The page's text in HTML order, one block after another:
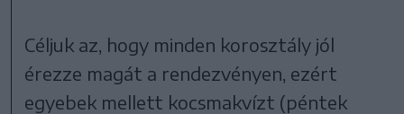
Céljuk az, hogy minden korosztály jól
érezze magát a rendezvényen, ezért
egyebek mellett kocsmakvízt (péntek